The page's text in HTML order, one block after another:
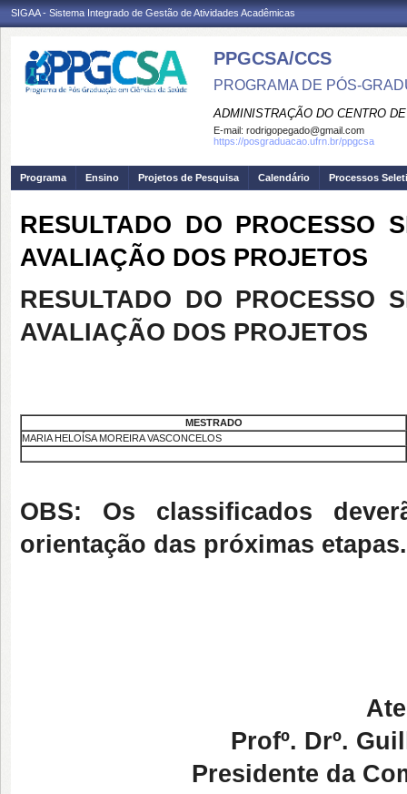
SIGAA - Sistema Integrado de Gestão de Atividades Acadêmicas
PPGCSA/CCS
PROGRAMA DE PÓS-
ADMINISTRAÇÃO DO CENTRO
E-mail: rodrigopegado@gmail.com
https://posgraduacao.ufrn.br/ppgcsa
Programa Ensino Projetos de Pesquisa Calendário Processos
RESULTADO DO PROCESSO
AVALIAÇÃO DOS PROJETOS
RESULTADO DO PROCESSO
AVALIAÇÃO DOS PROJETOS
MESTRADO
MARIA HELOÍSA MOREIRA VASCONCELOS
OBS: Os classificados
orientação das próximas etapas.
Profº. Drº.
Presidente da